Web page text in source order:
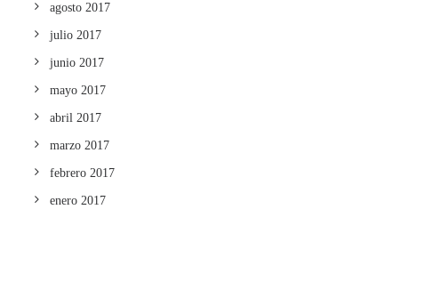
agosto 2017
julio 2017
junio 2017
mayo 2017
abril 2017
marzo 2017
febrero 2017
enero 2017